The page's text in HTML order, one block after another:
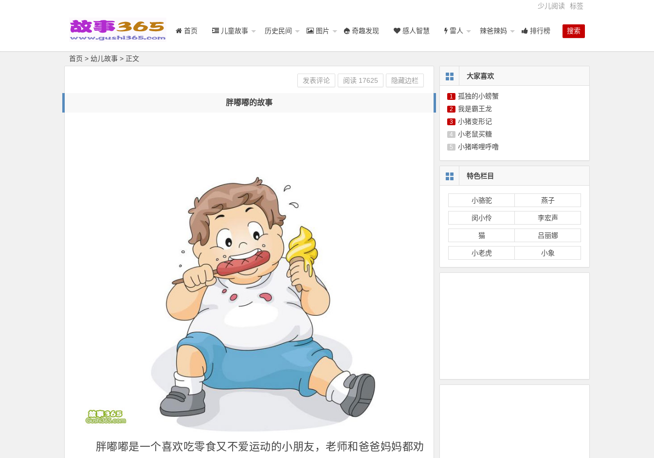
少儿阅读 标签
搜索
首页 儿童故事 历史民间 图片 奇趣发现 感人智慧 雷人 辣爸辣妈 排行榜
首页 > 幼儿故事 > 正文
胖嘟嘟的故事
胖嘟嘟是一个喜欢吃零食又不爱运动的小朋友，老师和爸爸妈妈都劝
发表评论 阅读 17625 隐藏边栏
大家喜欢
1 孤独的小螃蟹
2 我是霸王龙
3 小猪变形记
4 小老鼠买糖
5 小猪唏哩呼噜
特色栏目
小骆驼 燕子
闵小伶 李宏声
猫 吕丽娜
小老虎 小象